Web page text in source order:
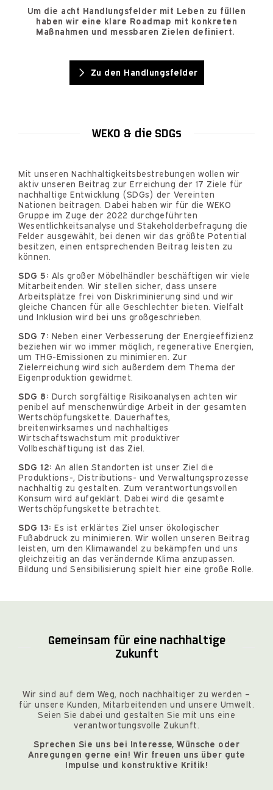
Um die acht Handlungsfelder mit Leben zu füllen
haben wir eine klare Roadmap mit konkreten
Maßnahmen und messbaren Zielen definiert.
Zu den Handlungsfelder
WEKO & die SDGs
Mit unseren Nachhaltigkeitsbestrebungen wollen wir
aktiv unseren Beitrag zur Erreichung der 17 Ziele für
nachhaltige Entwicklung (SDGs) der Vereinten
Nationen beitragen. Dabei haben wir für die WEKO
Gruppe im Zuge der 2022 durchgeführten
Wesentlichkeitsanalyse und Stakeholderbefragung die
Felder ausgewählt, bei denen wir das größte Potential
besitzen, einen entsprechenden Beitrag leisten zu
können.
SDG 5: Als großer Möbelhändler beschäftigen wir viele
Mitarbeitenden. Wir stellen sicher, dass unsere
Arbeitsplätze frei von Diskriminierung sind und wir
gleiche Chancen für alle Geschlechter bieten. Vielfalt
und Inklusion wird bei uns großgeschrieben.
SDG 7: Neben einer Verbesserung der Energieeffizienz
beziehen wir wo immer möglich, regenerative Energien,
um THG-Emissionen zu minimieren. Zur
Zielerreichung wird sich außerdem dem Thema der
Eigenproduktion gewidmet.
SDG 8: Durch sorgfältige Risikoanalysen achten wir
penibel auf menschenwürdige Arbeit in der gesamten
Wertschöpfungskette. Dauerhaftes,
breitenwirksames und nachhaltiges
Wirtschaftswachstum mit produktiver
Vollbeschäftigung ist das Ziel.
SDG 12: An allen Standorten ist unser Ziel die
Produktions-, Distributions- und Verwaltungsprozesse
nachhaltig zu gestalten. Zum verantwortungsvollen
Konsum wird aufgeklärt. Dabei wird die gesamte
Wertschöpfungskette betrachtet.
SDG 13: Es ist erklärtes Ziel unser ökologischer
Fußabdruck zu minimieren. Wir wollen unseren Beitrag
leisten, um den Klimawandel zu bekämpfen und uns
gleichzeitig an das verändernde Klima anzupassen.
Bildung und Sensibilisierung spielt hier eine große Rolle.
Gemeinsam für eine nachhaltige
Zukunft
Wir sind auf dem Weg, noch nachhaltiger zu werden –
für unsere Kunden, Mitarbeitenden und unsere Umwelt.
Seien Sie dabei und gestalten Sie mit uns eine
verantwortungsvolle Zukunft.
Sprechen Sie uns bei Interesse, Wünsche oder
Anregungen gerne ein! Wir freuen uns über gute
Impulse und konstruktive Kritik!